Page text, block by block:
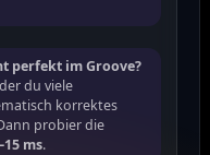
perfekt im Groove?
du viele
korrektes
probier die
ms.